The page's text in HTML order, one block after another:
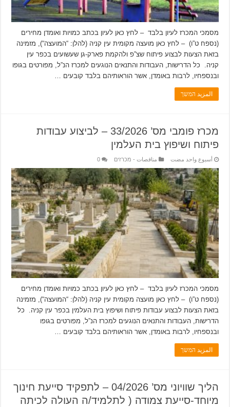
מסמכי המכרז לעיון בלבד – לחץ כאן לעיון בכתב כמויות ואומדן מחירים
(נספח ט”ו) – לחץ כאן מועצה מקומית עין קניה (להלן: “המועצה“), מזמינה
בזאת הצעות לבצוע פיתוח שצ”פ ולהקמת פארק-גן שעשועים בכפר עין
קניה. כל הדרישות, העבודות והתנאים הנוגעים למכרז הנ”ל, מפורטים בגופו
ובנספחיו, לרבות באומדן, אשר הוראותיהם בלבד קובעים …
المزيد המשך
מכרז פומבי מס’ 33/2026 – לביצוע עבודות
פיתוח ושיפוץ בית העלמין
‏أسبوع واحد مضت مناقصات - מכרזים 0
מסמכי המכרז לעיון בלבד – לחץ כאן לעיון בכתב כמויות ואומדן מחירים
(נספח ט”ו) – לחץ כאן מועצה מקומית עין קניה (להלן: “המועצה“), מזמינה
בזאת הצעות לבצוע עבודות פיתוח ושיפוץ בית העלמין בכפר עין קניה. כל
הדרישות, העבודות והתנאים הנוגעים למכרז הנ”ל, מפורטים בגופו
ובנספחיו, לרבות באומדן, אשר הוראותיהם בלבד קובעים …
المزيد המשך
הליך שוויוני מס’ 04/2026 – לתפקיד סייעת חינוך
מיוחד-סייעת צמודה ( לתלמיד/ה העולה לכיתה